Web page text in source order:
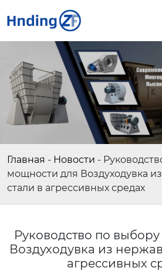
Главная - Новости -
мощности для Воздуходувка
стали в агрессивных средах
Руководство по
Воздуходувка из
агрессивных